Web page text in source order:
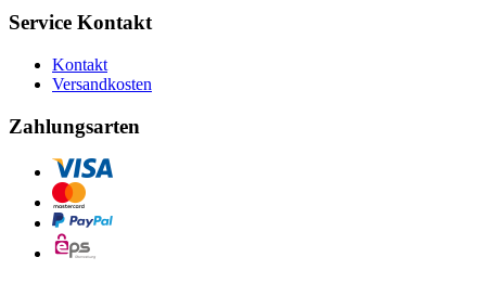
Service Kontakt
Kontakt
Versandkosten
Zahlungsarten